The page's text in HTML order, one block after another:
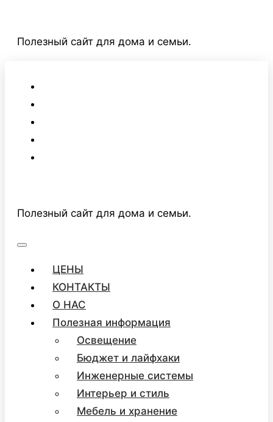
содержимому
Полезный сайт для дома и семьи.
Полезный сайт для дома и семьи.
ЦЕНЫ
КОНТАКТЫ
О НАС
Полезная информация
Освещение
Бюджет и лайфхаки
Инженерные системы
Интерьер и стиль
Мебель и хранение